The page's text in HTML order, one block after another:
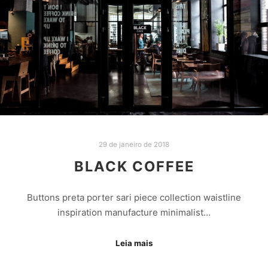
29 de janeiro de 2018
BLACK COFFEE
Buttons preta porter sari piece collection waistline
inspiration manufacture minimalist…
Leia mais